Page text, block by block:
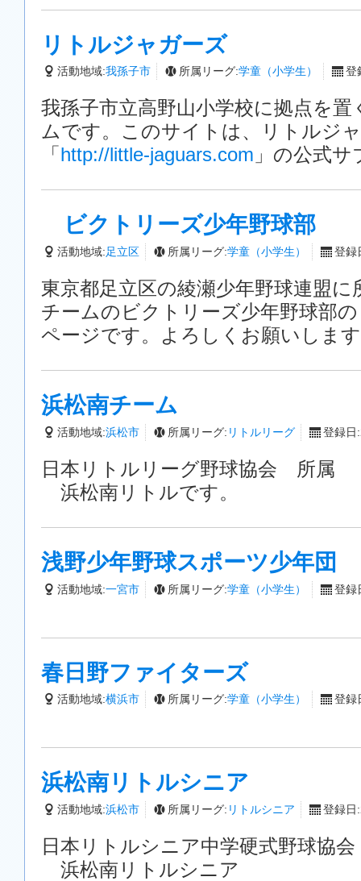
リトルジャガーズ
活動地域:我孫子市 所属リーグ:学童（小学生） 登
我孫子市立高野山小学校に拠点を置
ムです。このサイトは、リトルジ
「 http://little-jaguars.com 」の公式
ビクトリーズ少年野球部
活動地域:足立区 所属リーグ:学童（小学生） 登録
東京都足立区の綾瀬少年野球連盟
チームのビクトリーズ少年野球部
ページです。よろしくお願いしま
浜松南チーム
活動地域:浜松市 所属リーグ: リトルリーグ 登録日
日本リトルリーグ野球協会 所属
浜松南リトルです。
浅野少年野球スポーツ少年団
活動地域:一宮市 所属リーグ:学童（小学生） 登録
春日野ファイターズ
活動地域:横浜市 所属リーグ:学童（小学生） 登録
浜松南リトルシニア
活動地域:浜松市 所属リーグ: リトルシニア 登録日
日本リトルシニア中学硬式野球協
浜松南リトルシニア